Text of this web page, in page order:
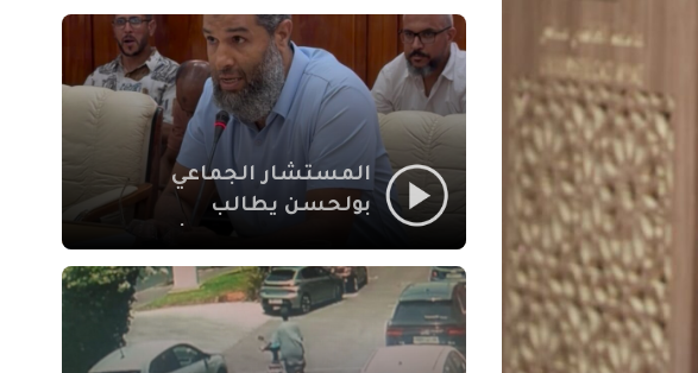
الاجتماعي في نقل
المحطة الطرقية إلى
العزوزية
المستشار الجماعي
بولحسن يطالب
أشغال شارع علال
الفاسي بمراكش